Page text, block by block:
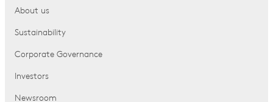
About us
Sustainability
Corporate Governance
Investors
Newsroom